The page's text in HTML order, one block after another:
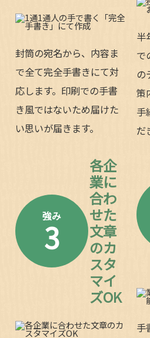
封筒の宛名から、内容ま
で全て完全手書きにて対
応します。印刷での手書
き風ではないため届けた
い思いが届きます。
半
で
の
策
手
だ
強み
3
各企
業に
合わ
せた
文章
のカ
スタ
マイ
ズOK
手